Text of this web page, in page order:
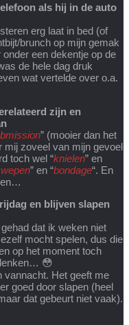
als hij in de auto
erg laat in bed (of
brunch op mijn gemak
een dekentje op de
de hele dag druk
wat vertelde over o.a.
zijn en
” (mooier dan het
mij zoveel van mijn gevoel
toch wel “knielen” en
” en “bondage“. En
en blijven slapen
dat ik weken niet
mocht spelen, dus die
op het moment toch
😳
vannacht. Het geeft me
goed door slapen (heel
dat gebeurt niet vaak).